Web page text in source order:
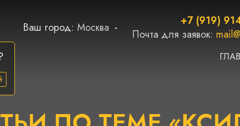
Ваш город: Москва
+7 (919)
Почта для заявок: